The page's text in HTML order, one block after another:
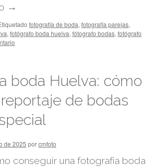
→
fotografía de boda, fotografía parejas,
, fotógrafo boda huelva, fótografo bodas, fotógrafo
boda Huelva: cómo
de bodas
de 2025 porcmfoto
conseguir una fotografía boda